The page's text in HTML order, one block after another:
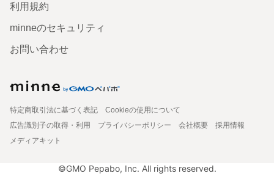
利用規約
minneのセキュリティ
お問い合わせ
特定商取引法に基づく表記
Cookieの使用について
広告識別子の取得・利用
プライバシーポリシー 会社概要
採用情報
メディアキット
©GMO Pepabo, Inc. All rights reserved.